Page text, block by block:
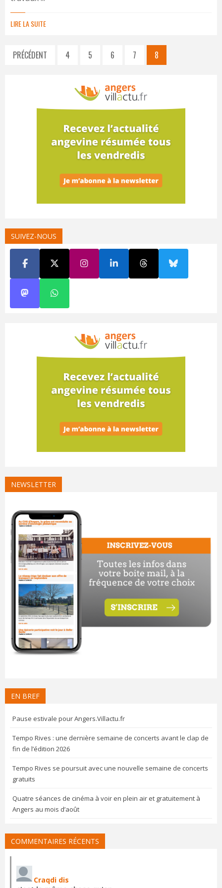
LIRE LA SUITE
PRÉCÉDENT 4 5 6 7 8
SUIVEZ-NOUS
NEWSLETTER
EN BREF
Pause estivale pour Angers.Villactu.fr
Tempo Rives : une dernière semaine de concerts avant le clap de
fin de l’édition 2026
Tempo Rives se poursuit avec une nouvelle semaine de concerts
gratuits
Quatre séances de cinéma à voir en plein air et gratuitement à
Angers au mois d’août
COMMENTAIRES RÉCENTS
Craqdi dis